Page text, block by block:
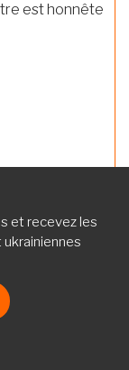
est honnête
et recevez les